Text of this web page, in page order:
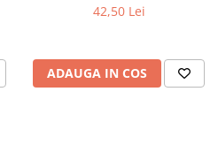
42,50 Lei
ADAUGA IN COS